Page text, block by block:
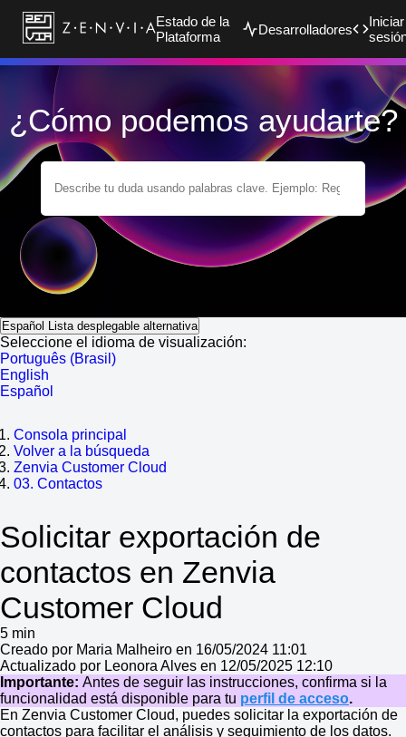
Estado de la
Plataforma
Desarrolladores
Iniciar
¿Cómo podemos ayudarte?
Español Lista desplegable alternativa
Seleccione el idioma de visualización:
Português (Brasil)
English
Español
Consola principal
Volver a la búsqueda
Zenvia Customer Cloud
03. Contactos
Solicitar exportación de
contactos en Zenvia
Customer Cloud
5 min
Creado por Maria Malheiro en 16/05/2024 11:01
Actualizado por Leonora Alves en 12/05/2025 12:10
Importante: Antes de seguir las instrucciones, confirma si la
funcionalidad está disponible para tu perfil de acceso.
En Zenvia Customer Cloud, puedes solicitar la exportación de
contactos para facilitar el análisis y seguimiento de los datos.